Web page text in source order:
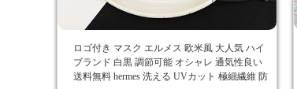
ロゴ付き マスク エルメス 欧米風 大人気 ハイ
ブランド 白黒 調節可能 オシャレ 通気性良い
送料無料 hermes 洗える UVカット 極細繊維 防